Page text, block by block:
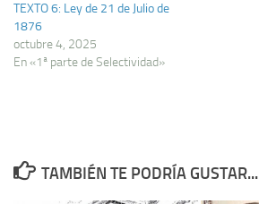
TEXTO 6: Ley de 21 de Julio de
1876
octubre 4, 2025
En «1ª parte de Selectividad»
TAMBIÉN TE PODRÍA GUSTAR...